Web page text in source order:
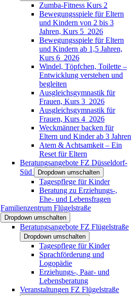
Zumba-Fitness Kurs 2
Bewegungsspiele für Eltern
und Kindern von 2 bis 3
Jahren, Kurs 5_2026
Bewegungsspiele für Eltern
und Kindern ab 1,5 Jahren,
Kurs 6_2026
Windel, Töpfchen, Toilette –
Entwicklung verstehen und
begleiten
Ausgleichsgymnastik für
Frauen, Kurs 3_2026
Ausgleichsgymnastik für
Frauen, Kurs 4_2026
Weckmänner backen für
Eltern und Kinder ab 3 Jahren
Atem & Achtsamkeit – Ein
Reset für Eltern
Beratungsangebote FZ Düsseldorf-
Süd
Dropdown umschalten
Tagespflege für Kinder
Beratung zu Erziehungs-,
Ehe- und Lebensfragen
Familienzentrum Flügelstraße
Dropdown umschalten
Beratungsangebote FZ Flügelstraße
Dropdown umschalten
Tagespflege für Kinder
Sprachförderung und
Logopädie
Erziehungs-, Paar- und
Lebensberatung
Veranstaltungen FZ Flügelstraße